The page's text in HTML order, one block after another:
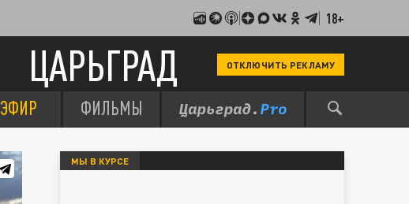
18+
ЦАРЬГРАД ОТКЛЮЧИТЬ РЕКЛАМУ
ЭФИР ФИЛЬМЫ
МЫ В КУРСЕ